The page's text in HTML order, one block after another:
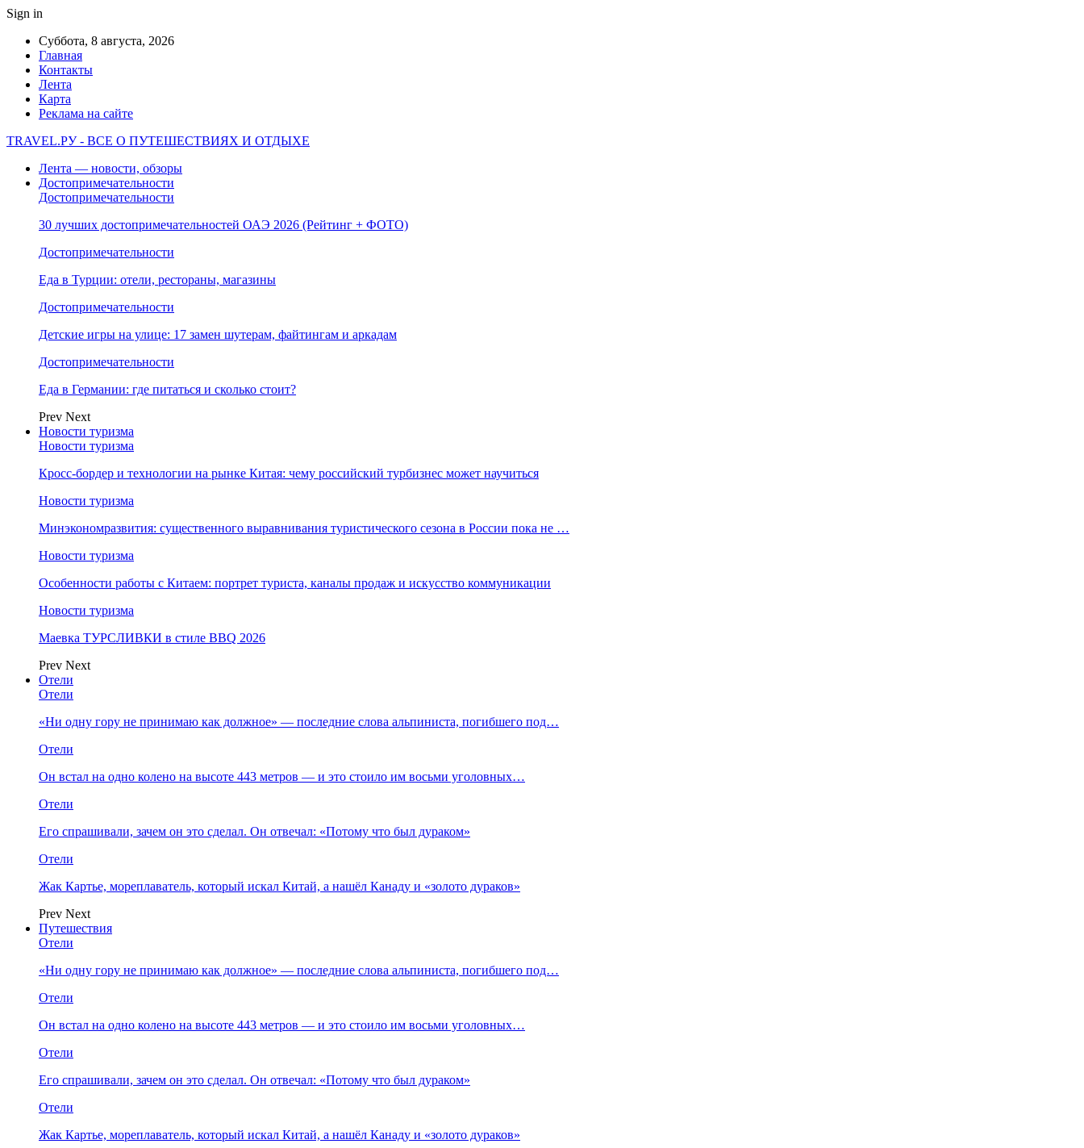
Sign in
Суббота, 8 августа, 2026
Главная
Контакты
Лента
Карта
Реклама на сайте
TRAVEL.РУ - ВСЕ О ПУТЕШЕСТВИЯХ И ОТДЫХЕ
Лента — новости, обзоры
Достопримечательности
Достопримечательности
30 лучших достопримечательностей ОАЭ 2026 (Рейтинг + ФОТО)
Достопримечательности
Еда в Турции: отели, рестораны, магазины
Достопримечательности
Детские игры на улице: 17 замен шутерам, файтингам и аркадам
Достопримечательности
Еда в Германии: где питаться и сколько стоит?
Prev Next
Новости туризма
Новости туризма
Кросс-бордер и технологии на рынке Китая: чему российский турбизнес может научиться
Новости туризма
Минэкономразвития: существенного выравнивания туристического сезона в России пока не …
Новости туризма
Особенности работы с Китаем: портрет туриста, каналы продаж и искусство коммуникации
Новости туризма
Маевка ТУРСЛИВКИ в стиле BBQ 2026
Prev Next
Отели
Отели
«Ни одну гору не принимаю как должное» — последние слова альпиниста, погибшего под…
Отели
Он встал на одно колено на высоте 443 метров — и это стоило им восьми уголовных…
Отели
Его спрашивали, зачем он это сделал. Он отвечал: «Потому что был дураком»
Отели
Жак Картье, мореплаватель, который искал Китай, а нашёл Канаду и «золото дураков»
Prev Next
Путешествия
Отели
«Ни одну гору не принимаю как должное» — последние слова альпиниста, погибшего под…
Отели
Он встал на одно колено на высоте 443 метров — и это стоило им восьми уголовных…
Отели
Его спрашивали, зачем он это сделал. Он отвечал: «Потому что был дураком»
Отели
Жак Картье, мореплаватель, который искал Китай, а нашёл Канаду и «золото дураков»